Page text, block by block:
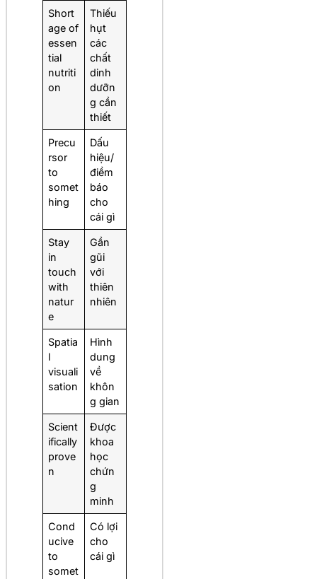
Short
age of
essen
tial
nutriti
on
Thiếu
hụt
các
chất
dinh
dưỡn
g cần
thiết
Precu
rsor
to
somet
hing
Dấu
hiệu/
điềm
báo
cho
cái gì
Stay
in
touch
with
natur
e
Gần
gũi
với
thiên
nhiên
Spatia
l
visuali
sation
Hình
dung
về
khôn
g gian
Scient
ifically
prove
n
Được
khoa
học
chứn
g
minh
Cond
ucive
to
somet
Có lợi
cho
cái gì